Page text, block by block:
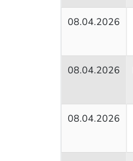
08.04.2026
08.04.2026
08.04.2026